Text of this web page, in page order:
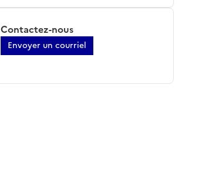
Contactez-nous
Envoyer un courriel